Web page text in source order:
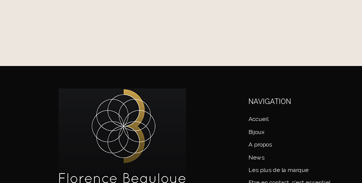
NAVIGATION
Accueil
Bijoux
A propos
News
Les plus de la marque